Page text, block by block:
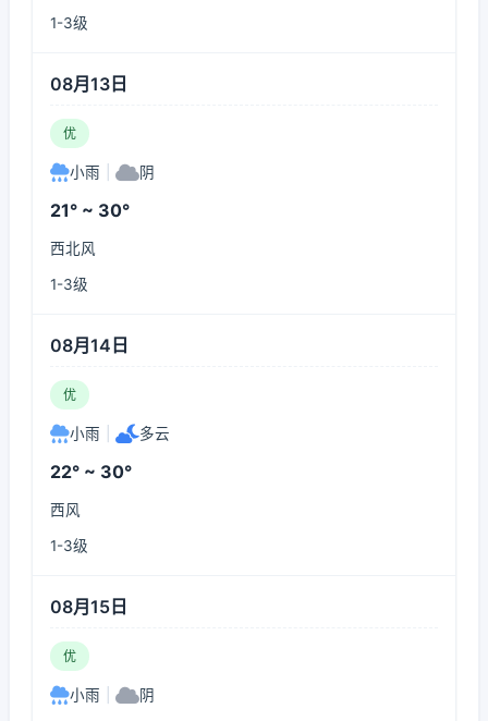
1-3级
08月13日
优
小雨 阴
21° ~ 30°
西北风
1-3级
08月14日
优
小雨 多云
22° ~ 30°
西风
1-3级
08月15日
优
小雨 阴